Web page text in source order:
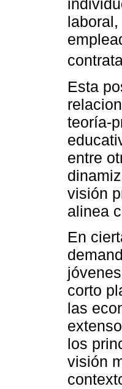
Esta
teoría-
entre
visión
alinea
En
corto
las
los
visión